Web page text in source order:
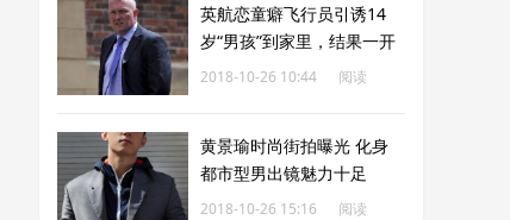
英航恋童癖飞行员引诱14
岁“男孩”到家里，结果一开
门却等到警察
2018-10-26 10:44
阅读
黄景瑜时尚街拍曝光 化身
都市型男出镜魅力十足
2018-10-26 15:16
阅读